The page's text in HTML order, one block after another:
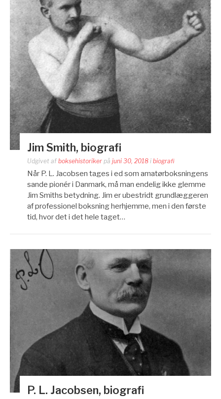
Jim Smith, biografi
Udgivet af boksehistoriker på juni 30, 2018 i biografi
Når P. L. Jacobsen tages i ed som amatørboksningens
sande pionér i Danmark, må man endelig ikke glemme
Jim Smiths betydning. Jim er ubestridt grundlæggeren
af professionel boksning herhjemme, men i den første
tid, hvor det i det hele taget…
P. L. Jacobsen, biografi